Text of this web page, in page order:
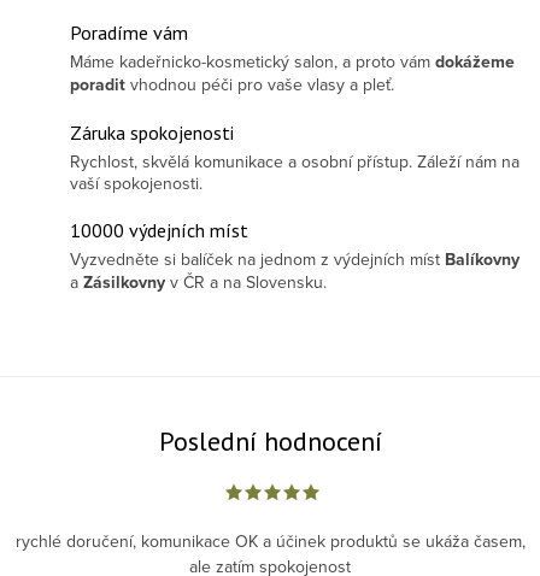
Poradíme vám
Máme kadeřnicko-kosmetický salon, a proto vám dokážeme
poradit vhodnou péči pro vaše vlasy a pleť.
Záruka spokojenosti
Rychlost, skvělá komunikace a osobní přístup. Záleží nám na
vaší spokojenosti.
10000 výdejních míst
Vyzvedněte si balíček na jednom z výdejních míst Balíkovny
a Zásilkovny v ČR a na Slovensku.
Poslední hodnocení
rychlé doručení, komunikace OK a účinek produktů se ukáža časem,
ale zatím spokojenost